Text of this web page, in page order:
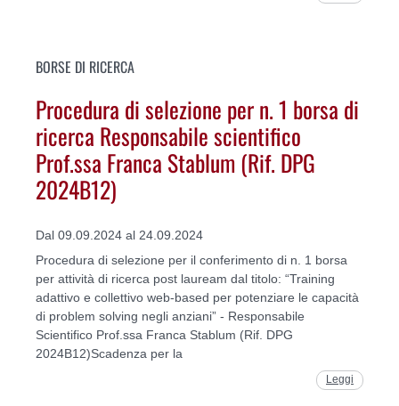
BORSE DI RICERCA
Procedura di selezione per n. 1 borsa di
ricerca Responsabile scientifico
Prof.ssa Franca Stablum (Rif. DPG
2024B12)
Dal 09.09.2024 al 24.09.2024
Procedura di selezione per il conferimento di n. 1 borsa
per attività di ricerca post lauream dal titolo: “Training
adattivo e collettivo web-based per potenziare le capacità
di problem solving negli anziani” - Responsabile
Scientifico Prof.ssa Franca Stablum (Rif. DPG
2024B12)Scadenza per la
Leggi